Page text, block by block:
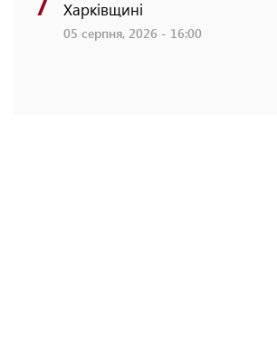
Харківщині
05 серпня, 2026 - 16:00